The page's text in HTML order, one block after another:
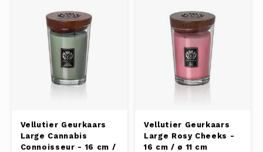
Manden, Potten & Vazen
Vellutier Geurkaars
Large Cannabis
Connoisseur - 16 cm /
Vellutier Geurkaars
Large Rosy Cheeks -
16 cm / ø 11 cm